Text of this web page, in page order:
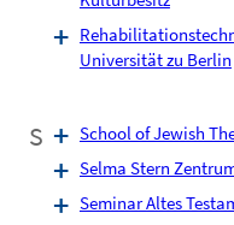
Universität zu Berlin
S
School of Jewish
Selma Stern
Seminar Altes